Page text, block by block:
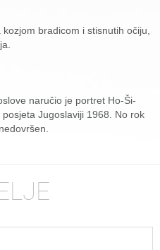
bradicom i stisnutih očiju,
naručio je portret Ho-Ši-
Jugoslaviji 1968. No rok